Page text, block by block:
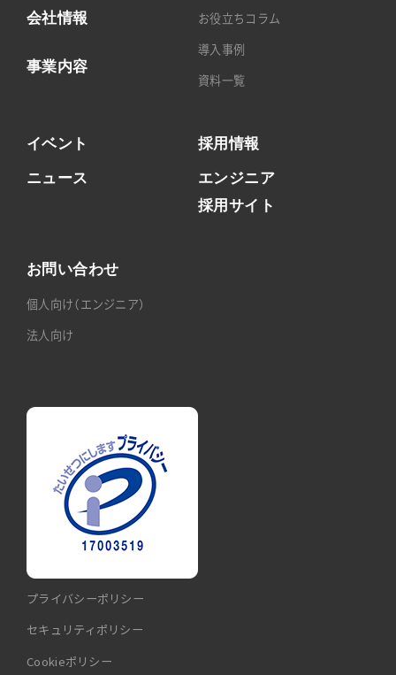
会社情報
事業内容
お役立ちコラム
導入事例
資料一覧
イベント
ニュース
採用情報
エンジニア
採用サイト
お問い合わせ
個人向け（エンジニア）
法人向け
プライバシーポリシー
セキュリティポリシー
Cookieポリシー